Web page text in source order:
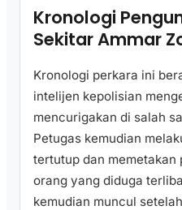
Kronologi
Sekitar Ammar
Kronologi perkara ini
intelijen kepolisian
mencurigakan di salah
Petugas kemudian
tertutup dan memetakan
orang yang diduga
kemudian muncul